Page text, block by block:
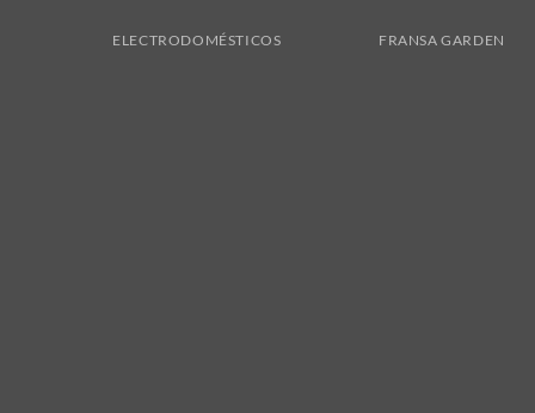
ELECTRODOMÉSTICOS FRANSA GARDEN